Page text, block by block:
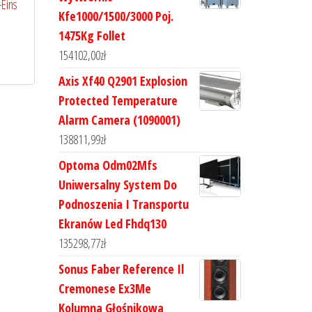
Kfe1000/1500/3000 Poj.
1475Kg Follet
154102,00zł
Axis Xf40 Q2901 Explosion
Protected Temperature
Alarm Camera (1090001)
138811,99zł
Optoma Odm02Mfs
Uniwersalny System Do
Podnoszenia I Transportu
Ekranów Led Fhdq130
135298,77zł
Sonus Faber Reference Il
Cremonese Ex3Me
Kolumna Głośnikowa